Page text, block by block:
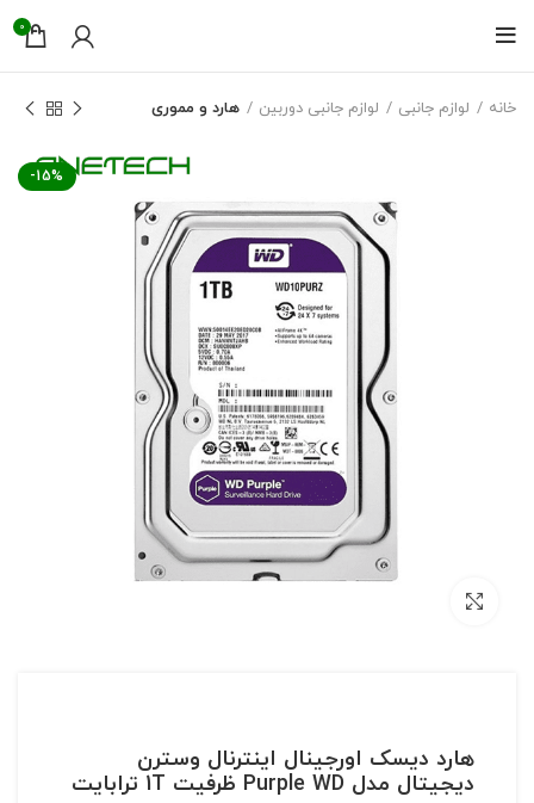
0
خانه لوازم جانبی لوازم جانبی دوربین هارد و مموری
-15%
هارد دیسک اورجینال اینترنال وسترن
دیجیتال مدل Purple WD ظرفیت 1T ترابایت